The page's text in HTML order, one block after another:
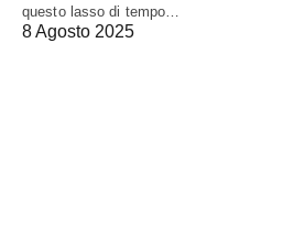
questo lasso di tempo…
8 Agosto 2025